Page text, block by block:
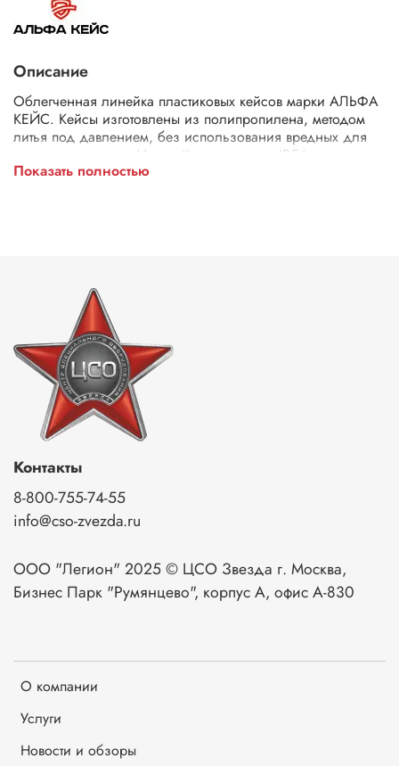
Описание
Облегченная линейка пластиковых кейсов марки АЛЬФА
КЕЙС. Кейсы изготовлены из полипропилена, методом
литья под давлением, без использования вредных для
здоровья веществ. Имеют Класс защиты: IP54.
Температурный режим эксплуатации от -25 до 90 ℃.
Показать полностью
О компании
Услуги
Новости и обзоры
Контакты
8-800-755-74-55
info@cso-zvezda.ru
ООО "Легион" 2025 © ЦСО Звезда г. Москва,
Бизнес Парк "Румянцево", корпус А, офис А-830